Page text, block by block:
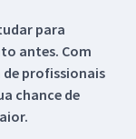
para
antes. Com
profissionais
chance de